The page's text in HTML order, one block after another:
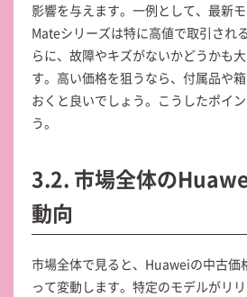
影響を与えます。一例として、最新
Mateシリーズは特に高値で取引され
らに、故障やキズがないかどうかも
す。高い価格を狙うなら、付属品や
おくと良いでしょう。こうしたポイ
う。
3.2. 市場全体の
動向
市場全体で見ると、Huaweiの中古価
って変動します。特定のモデルがリ